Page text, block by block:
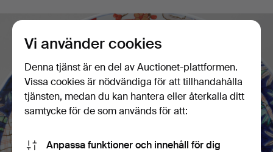
Vi använder cookies
Denna tjänst är en del av Auctionet-plattformen.
Vissa cookies är nödvändiga för att tillhandahålla
tjänsten, medan du kan hantera eller återkalla ditt
samtycke för de som används för att:
Anpassa funktioner och innehåll för dig